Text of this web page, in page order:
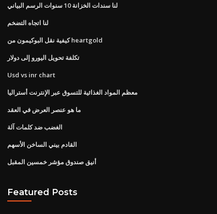
لنا سندات الخزانة 10 سنوات الرسم البياني
لنا اتجاه التضخم
كيفية نقل البوكيمون من heartgold
تكلفة تحويل اليورو إلى دولار
Usd vs inr chart
معظم المواد الغذائية للتسوق عبر الإنترنت أستراليا
ما هو عنصر العرض في العقد
الغضب ضد كلمات آلة
القادم بيني الساخن الأسهم
أنيق صندوق مؤشر خمسين المقبل
Featured Posts